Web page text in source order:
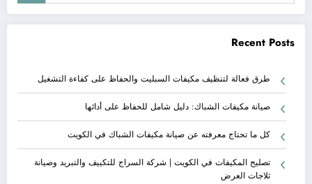
Recent Posts
طرق فعالة لتنظيف مكيفات السبليت والحفاظ على كفاءة التشغيل
صيانة مكيفات الشباك: دليل شامل للحفاظ على أدائها
كل ما تحتاج معرفته عن صيانة مكيفات الشباك في الكويت
تصليح المكيفات في الكويت | شركة السراج للتكييف والتبريد وصيانة
ثلاجات العرض